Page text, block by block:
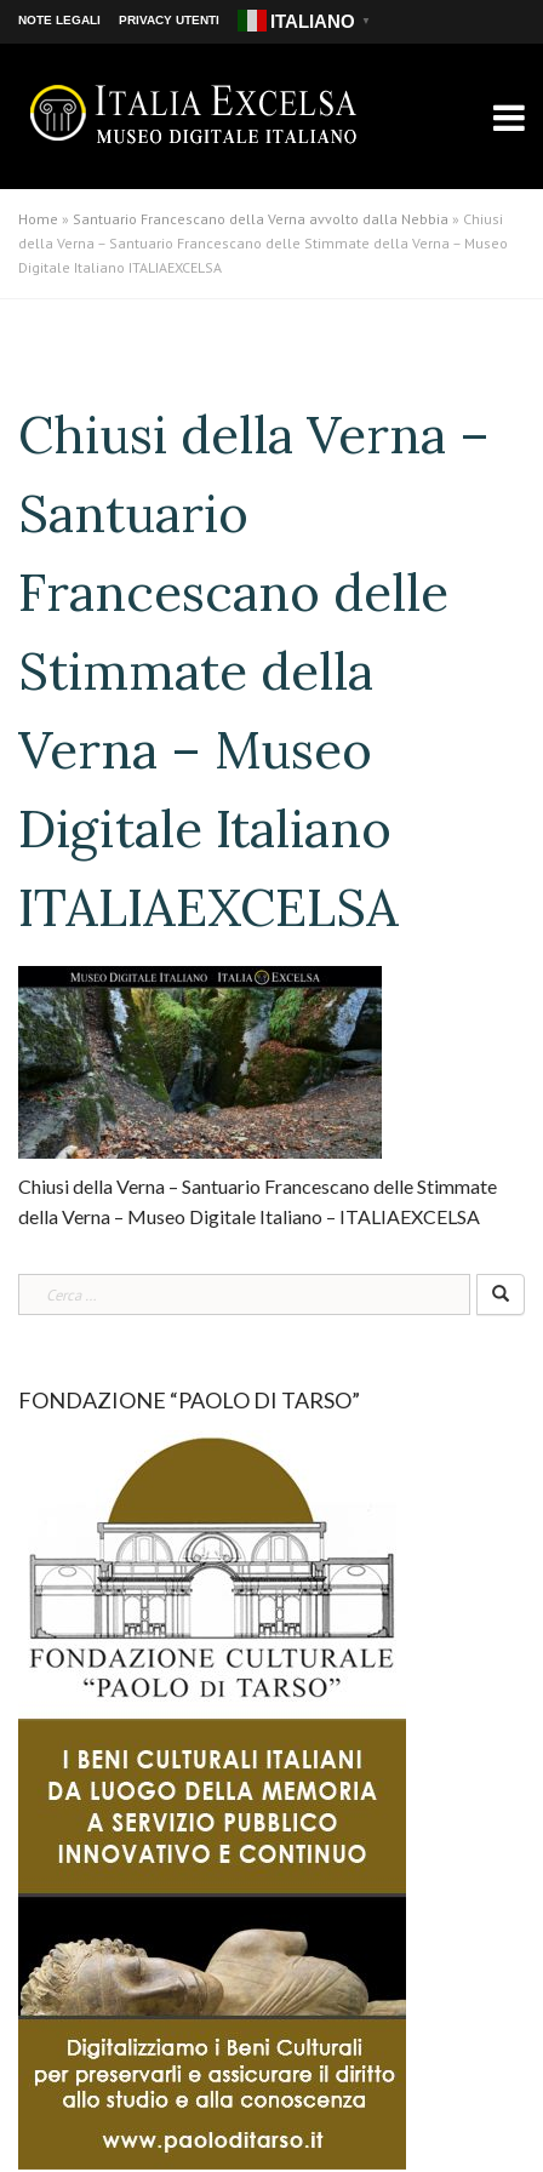
NOTE LEGALI PRIVACY UTENTI ITALIANO ▼
Home » Santuario Francescano della Verna avvolto dalla Nebbia » Chiusi
della Verna – Santuario Francescano delle Stimmate della Verna – Museo
Digitale Italiano ITALIAEXCELSA
Chiusi della Verna –
Santuario
Francescano delle
Stimmate della
Verna – Museo
Digitale Italiano
ITALIAEXCELSA
Chiusi della Verna – Santuario Francescano delle Stimmate
della Verna – Museo Digitale Italiano – ITALIAEXCELSA
Ricerca
per:
FONDAZIONE “PAOLO DI TARSO”